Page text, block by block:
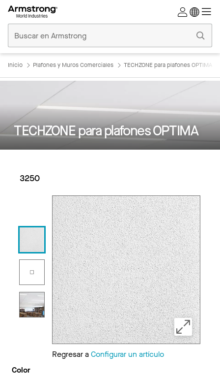
Comerciales
Inicio
Inicio Plafones y Muros Comerciales TECHZONE para plafones OPTIMA
TECHZONE para plafones OPTIMA
3250
Regresar aConfigurar un artículo
Color